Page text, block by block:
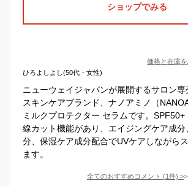
ショップでみる
価格と在庫を
ひろよしよし(50代・女性)
ニューウェイジャパンが展開するサロン専
スキンケアブランド、ナノアミノ（
ミルクプロテクター セラムです。SPF50+
線カット機能があり、エイジングケア成
分、保湿ケア成分配合でUVケアしながら
ます。
全てのおすすめコメント (1件) >